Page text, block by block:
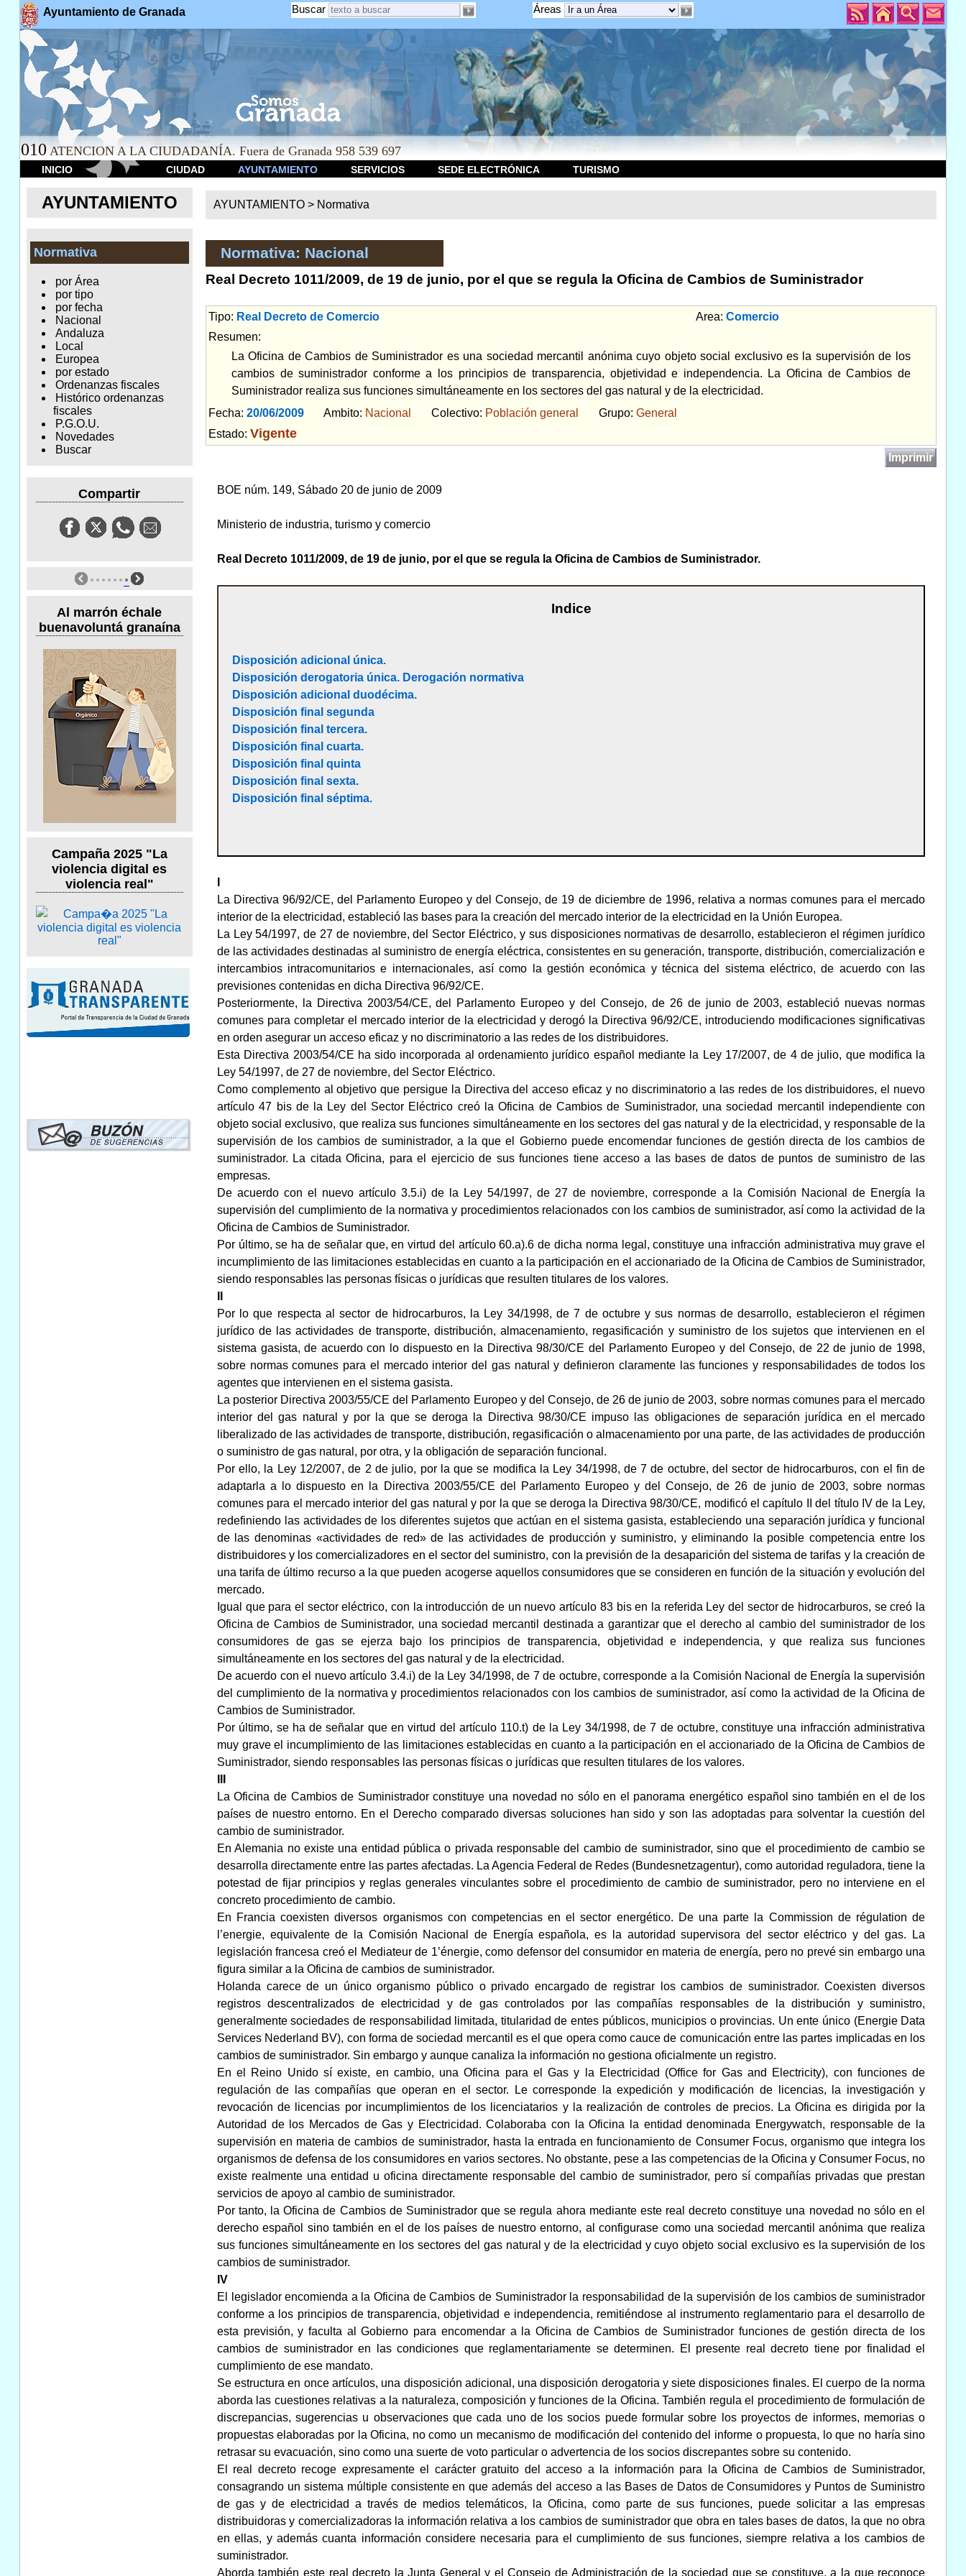
Ayuntamiento de Granada Áreas
Buscar
010 ATENCION A LA CIUDADANÍA. Fuera de Granada 958 539 697
INICIO CIUDAD AYUNTAMIENTO SERVICIOS SEDE ELECTRÓNICA TURISMO
AYUNTAMIENTO
Normativa
por Área
por tipo
por fecha
Nacional
Andaluza
Local
Europea
por estado
Ordenanzas fiscales
Histórico ordenanzas
fiscales
P.G.O.U.
Novedades
Buscar
Compartir
Al marrón échale
buenavoluntá granaína
Campaña 2025 "La
violencia digital es
violencia real"
AYUNTAMIENTO > Normativa
Normativa: Nacional
Real Decreto 1011/2009, de 19 de junio, por el que se regula la Oficina de Cambios de Suministrador
Tipo: Real Decreto de Comercio Area: Comercio
Resumen:
La Oficina de Cambios de Suministrador es una sociedad mercantil anónima cuyo objeto social exclusivo es la supervisión de los
cambios de suministrador conforme a los principios de transparencia, objetividad e independencia. La Oficina de Cambios de
Suministrador realiza sus funciones simultáneamente en los sectores del gas natural y de la electricidad.
Fecha: 20/06/2009Ambito: Nacional Colectivo: Población general Grupo: General
Estado: Vigente
Imprimir
BOE núm. 149, Sábado 20 de junio de 2009
Ministerio de industria, turismo y comercio
Real Decreto 1011/2009, de 19 de junio, por el que se regula la Oficina de Cambios de Suministrador.
Indice
Disposición adicional única.
Disposición derogatoria única. Derogación normativa
Disposición adicional duodécima.
Disposición final segunda
Disposición final tercera.
Disposición final cuarta.
Disposición final quinta
Disposición final sexta.
Disposición final séptima.
La Directiva 96/92/CE, del Parlamento Europeo y del Consejo, de 19 de diciembre de 1996, relativa a normas comunes para el mercado
interior de la electricidad, estableció las bases para la creación del mercado interior de la electricidad en la Unión Europea.
La Ley 54/1997, de 27 de noviembre, del Sector Eléctrico, y sus disposiciones normativas de desarrollo, establecieron el régimen jurídico
de las actividades destinadas al suministro de energía eléctrica, consistentes en su generación, transporte, distribución, comercialización e
intercambios intracomunitarios e internacionales, así como la gestión económica y técnica del sistema eléctrico, de acuerdo con las
previsiones contenidas en dicha Directiva 96/92/CE.
Posteriormente, la Directiva 2003/54/CE, del Parlamento Europeo y del Consejo, de 26 de junio de 2003, estableció nuevas normas
comunes para completar el mercado interior de la electricidad y derogó la Directiva 96/92/CE, introduciendo modificaciones significativas
en orden asegurar un acceso eficaz y no discriminatorio a las redes de los distribuidores.
Esta Directiva 2003/54/CE ha sido incorporada al ordenamiento jurídico español mediante la Ley 17/2007, de 4 de julio, que modifica la
Ley 54/1997, de 27 de noviembre, del Sector Eléctrico.
Como complemento al objetivo que persigue la Directiva del acceso eficaz y no discriminatorio a las redes de los distribuidores, el nuevo
artículo 47 bis de la Ley del Sector Eléctrico creó la Oficina de Cambios de Suministrador, una sociedad mercantil independiente con
objeto social exclusivo, que realiza sus funciones simultáneamente en los sectores del gas natural y de la electricidad, y responsable de la
supervisión de los cambios de suministrador, a la que el Gobierno puede encomendar funciones de gestión directa de los cambios de
suministrador. La citada Oficina, para el ejercicio de sus funciones tiene acceso a las bases de datos de puntos de suministro de las
empresas.
De acuerdo con el nuevo artículo 3.5.i) de la Ley 54/1997, de 27 de noviembre, corresponde a la Comisión Nacional de Energía la
supervisión del cumplimiento de la normativa y procedimientos relacionados con los cambios de suministrador, así como la actividad de la
Oficina de Cambios de Suministrador.
Por último, se ha de señalar que, en virtud del artículo 60.a).6 de dicha norma legal, constituye una infracción administrativa muy grave el
incumplimiento de las limitaciones establecidas en cuanto a la participación en el accionariado de la Oficina de Cambios de Suministrador,
siendo responsables las personas físicas o jurídicas que resulten titulares de los valores.
Por lo que respecta al sector de hidrocarburos, la Ley 34/1998, de 7 de octubre y sus normas de desarrollo, establecieron el régimen
jurídico de las actividades de transporte, distribución, almacenamiento, regasificación y suministro de los sujetos que intervienen en el
sistema gasista, de acuerdo con lo dispuesto en la Directiva 98/30/CE del Parlamento Europeo y del Consejo, de 22 de junio de 1998,
sobre normas comunes para el mercado interior del gas natural y definieron claramente las funciones y responsabilidades de todos los
agentes que intervienen en el sistema gasista.
La posterior Directiva 2003/55/CE del Parlamento Europeo y del Consejo, de 26 de junio de 2003, sobre normas comunes para el mercado
interior del gas natural y por la que se deroga la Directiva 98/30/CE impuso las obligaciones de separación jurídica en el mercado
liberalizado de las actividades de transporte, distribución, regasificación o almacenamiento por una parte, de las actividades de producción
o suministro de gas natural, por otra, y la obligación de separación funcional.
Por ello, la Ley 12/2007, de 2 de julio, por la que se modifica la Ley 34/1998, de 7 de octubre, del sector de hidrocarburos, con el fin de
adaptarla a lo dispuesto en la Directiva 2003/55/CE del Parlamento Europeo y del Consejo, de 26 de junio de 2003, sobre normas
comunes para el mercado interior del gas natural y por la que se deroga la Directiva 98/30/CE, modificó el capítulo II del título IV de la Ley,
redefiniendo las actividades de los diferentes sujetos que actúan en el sistema gasista, estableciendo una separación jurídica y funcional
de las denominas «actividades de red» de las actividades de producción y suministro, y eliminando la posible competencia entre los
distribuidores y los comercializadores en el sector del suministro, con la previsión de la desaparición del sistema de tarifas y la creación de
una tarifa de último recurso a la que pueden acogerse aquellos consumidores que se consideren en función de la situación y evolución del
mercado.
Igual que para el sector eléctrico, con la introducción de un nuevo artículo 83 bis en la referida Ley del sector de hidrocarburos, se creó la
Oficina de Cambios de Suministrador, una sociedad mercantil destinada a garantizar que el derecho al cambio del suministrador de los
consumidores de gas se ejerza bajo los principios de transparencia, objetividad e independencia, y que realiza sus funciones
simultáneamente en los sectores del gas natural y de la electricidad.
De acuerdo con el nuevo artículo 3.4.i) de la Ley 34/1998, de 7 de octubre, corresponde a la Comisión Nacional de Energía la supervisión
del cumplimiento de la normativa y procedimientos relacionados con los cambios de suministrador, así como la actividad de la Oficina de
Cambios de Suministrador.
Por último, se ha de señalar que en virtud del artículo 110.t) de la Ley 34/1998, de 7 de octubre, constituye una infracción administrativa
muy grave el incumplimiento de las limitaciones establecidas en cuanto a la participación en el accionariado de la Oficina de Cambios de
Suministrador, siendo responsables las personas físicas o jurídicas que resulten titulares de los valores.
La Oficina de Cambios de Suministrador constituye una novedad no sólo en el panorama energético español sino también en el de los
países de nuestro entorno. En el Derecho comparado diversas soluciones han sido y son las adoptadas para solventar la cuestión del
cambio de suministrador.
En Alemania no existe una entidad pública o privada responsable del cambio de suministrador, sino que el procedimiento de cambio se
desarrolla directamente entre las partes afectadas. La Agencia Federal de Redes (Bundesnetzagentur), como autoridad reguladora, tiene la
potestad de fijar principios y reglas generales vinculantes sobre el procedimiento de cambio de suministrador, pero no interviene en el
concreto procedimiento de cambio.
En Francia coexisten diversos organismos con competencias en el sector energético. De una parte la Commission de régulation de
l’energie, equivalente de la Comisión Nacional de Energía española, es la autoridad supervisora del sector eléctrico y del gas. La
legislación francesa creó el Mediateur de 1’énergie, como defensor del consumidor en materia de energía, pero no prevé sin embargo una
figura similar a la Oficina de cambios de suministrador.
Holanda carece de un único organismo público o privado encargado de registrar los cambios de suministrador. Coexisten diversos
registros descentralizados de electricidad y de gas controlados por las compañías responsables de la distribución y suministro,
generalmente sociedades de responsabilidad limitada, titularidad de entes públicos, municipios o provincias. Un ente único (Energie Data
Services Nederland BV), con forma de sociedad mercantil es el que opera como cauce de comunicación entre las partes implicadas en los
cambios de suministrador. Sin embargo y aunque canaliza la información no gestiona oficialmente un registro.
En el Reino Unido sí existe, en cambio, una Oficina para el Gas y la Electricidad (Office for Gas and Electricity), con funciones de
regulación de las compañías que operan en el sector. Le corresponde la expedición y modificación de licencias, la investigación y
revocación de licencias por incumplimientos de los licenciatarios y la realización de controles de precios. La Oficina es dirigida por la
Autoridad de los Mercados de Gas y Electricidad. Colaboraba con la Oficina la entidad denominada Energywatch, responsable de la
supervisión en materia de cambios de suministrador, hasta la entrada en funcionamiento de Consumer Focus, organismo que integra los
organismos de defensa de los consumidores en varios sectores. No obstante, pese a las competencias de la Oficina y Consumer Focus, no
existe realmente una entidad u oficina directamente responsable del cambio de suministrador, pero sí compañías privadas que prestan
servicios de apoyo al cambio de suministrador.
Por tanto, la Oficina de Cambios de Suministrador que se regula ahora mediante este real decreto constituye una novedad no sólo en el
derecho español sino también en el de los países de nuestro entorno, al configurase como una sociedad mercantil anónima que realiza
sus funciones simultáneamente en los sectores del gas natural y de la electricidad y cuyo objeto social exclusivo es la supervisión de los
cambios de suministrador.
IV
El legislador encomienda a la Oficina de Cambios de Suministrador la responsabilidad de la supervisión de los cambios de suministrador
conforme a los principios de transparencia, objetividad e independencia, remitiéndose al instrumento reglamentario para el desarrollo de
esta previsión, y faculta al Gobierno para encomendar a la Oficina de Cambios de Suministrador funciones de gestión directa de los
cambios de suministrador en las condiciones que reglamentariamente se determinen. El presente real decreto tiene por finalidad el
cumplimiento de ese mandato.
Se estructura en once artículos, una disposición adicional, una disposición derogatoria y siete disposiciones finales. El cuerpo de la norma
aborda las cuestiones relativas a la naturaleza, composición y funciones de la Oficina. También regula el procedimiento de formulación de
discrepancias, sugerencias u observaciones que cada uno de los socios puede formular sobre los proyectos de informes, memorias o
propuestas elaboradas por la Oficina, no como un mecanismo de modificación del contenido del informe o propuesta, lo que no haría sino
retrasar su evacuación, sino como una suerte de voto particular o advertencia de los socios discrepantes sobre su contenido.
El real decreto recoge expresamente el carácter gratuito del acceso a la información para la Oficina de Cambios de Suministrador,
consagrando un sistema múltiple consistente en que además del acceso a las Bases de Datos de Consumidores y Puntos de Suministro
de gas y de electricidad a través de medios telemáticos, la Oficina, como parte de sus funciones, puede solicitar a las empresas
distribuidoras y comercializadoras la información relativa a los cambios de suministrador que obra en tales bases de datos, la que no obra
en ellas, y además cuanta información considere necesaria para el cumplimiento de sus funciones, siempre relativa a los cambios de
suministrador.
Aborda también este real decreto la Junta General y el Consejo de Administración de la sociedad que se constituye, a la que reconoce